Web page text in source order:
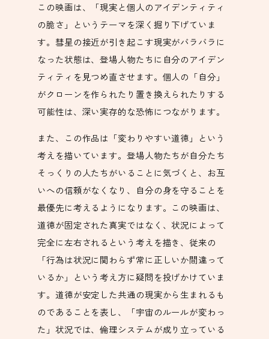
この映画は、「現実と個人のアイデンティティ
の脆さ」というテーマを深く掘り下げていま
す。彗星の接近が引き起こす現実がバラバラに
なった状態は、登場人物たちに自分のアイデン
ティティを見つめ直させます。個人の「自分」
がクローンを作られたり置き換えられたりする
可能性は、深い実存的な恐怖につながります。
また、この作品は「変わりやすい道徳」という
考えを描いています。登場人物たちが自分たち
そっくりの人たちがいることに気づくと、お互
いへの信頼がなくなり、自分の身を守ることを
最優先に考えるようになります。この映画は、
道徳が固定された真実ではなく、状況によって
完全に左右されるという考えを描き、従来の
「行為は状況に関わらず常に正しいか間違って
いるか」という考え方に疑問を投げかけていま
す。道徳が安定した共通の現実から生まれるも
のであることを表し、「宇宙のルールが変わっ
た」状況では、倫理システムが成り立っている